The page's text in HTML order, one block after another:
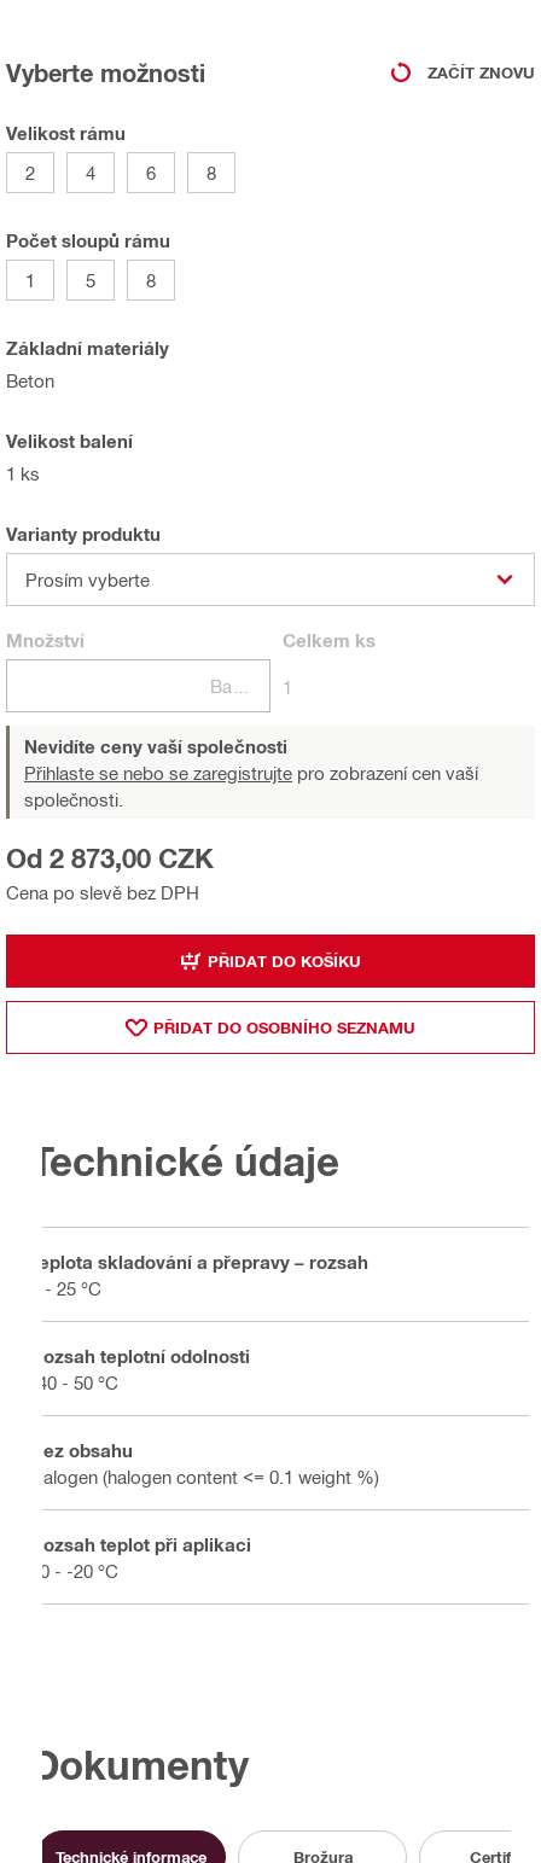
Vyberte možnosti ZAČÍT ZNOVU
Velikost rámu
2
4 6 8
Počet sloupů rámu
1
5 8
Základní materiály
Beton
Velikost balení
1 ks
Varianty produktu
Prosím vyberte
Množství Celkem ks
1
Nevidíte ceny vaší společnosti
Přihlaste se nebo se zaregistrujte pro zobrazení cen vaší
společnosti.
Cena po slevě bez DPH
Od 2 873,00 CZK
PŘIDAT DO KOŠÍKU
PŘIDAT DO OSOBNÍHO SEZNAMU
Technické údaje
Teplota skladování a přepravy – rozsah
5 - 25 °C
Rozsah teplotní odolnosti
-40 - 50 °C
Bez obsahu
Halogen (halogen content <= 0.1 weight %)
Rozsah teplot při aplikaci
50 - -20 °C
Dokumenty
Technické informace Brožura Certifikát